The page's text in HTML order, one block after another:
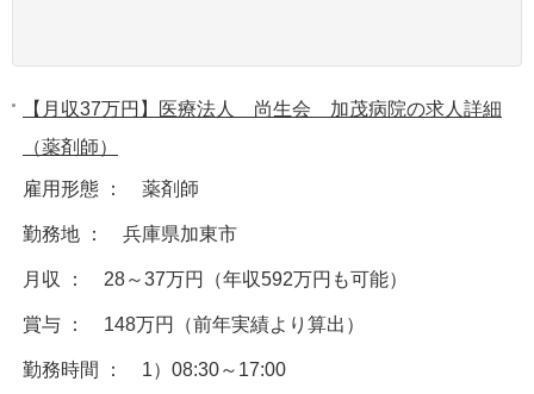
【月収37万円】医療法人 尚生会 加茂病院の求人詳細
（薬剤師）
雇用形態 ： 薬剤師
勤務地 ： 兵庫県加東市
月収 ： 28～37万円（年収592万円も可能）
賞与 ： 148万円（前年実績より算出）
勤務時間 ： 1）08:30～17:00